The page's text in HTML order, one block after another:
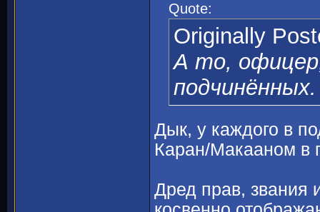
Quote:
Originally
А то,
подчинённых.
Дык, у каждого в
Каран/Макааном в
Дред прав, звания